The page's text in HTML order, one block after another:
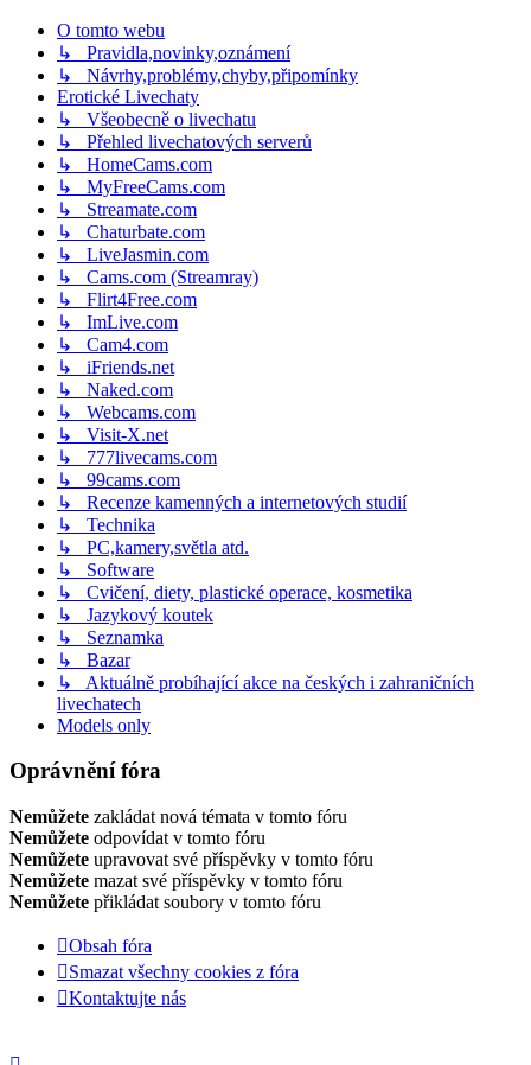
O tomto webu
↳ Pravidla,novinky,oznámení
↳ Návrhy,problémy,chyby,připomínky
Erotické Livechaty
↳ Všeobecně o livechatu
↳ Přehled livechatových serverů
↳ HomeCams.com
↳ MyFreeCams.com
↳ Streamate.com
↳ Chaturbate.com
↳ LiveJasmin.com
↳ Cams.com (Streamray)
↳ Flirt4Free.com
↳ ImLive.com
↳ Cam4.com
↳ iFriends.net
↳ Naked.com
↳ Webcams.com
↳ Visit-X.net
↳ 777livecams.com
↳ 99cams.com
↳ Recenze kamenných a internetových studií
↳ Technika
↳ PC,kamery,světla atd.
↳ Software
↳ Cvičení, diety, plastické operace, kosmetika
↳ Jazykový koutek
↳ Seznamka
↳ Bazar
↳ Aktuálně probíhající akce na českých i zahraničních
livechatech
Models only
Oprávnění fóra
Nemůžete zakládat nová témata v tomto fóru
Nemůžete odpovídat v tomto fóru
Nemůžete upravovat své příspěvky v tomto fóru
Nemůžete mazat své příspěvky v tomto fóru
Nemůžete přikládat soubory v tomto fóru
Obsah fóra
Smazat všechny cookies z fóra
Kontaktujte nás